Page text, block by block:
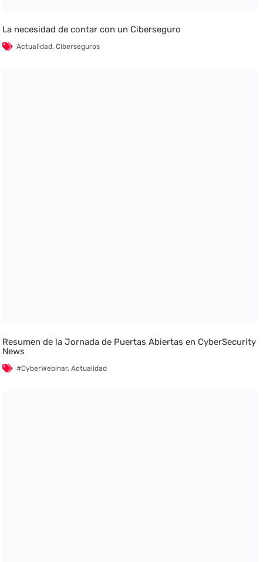
La necesidad de contar con un Ciberseguro
Actualidad,Ciberseguros
Resumen de la Jornada de Puertas Abiertas en CyberSecurity
News
#CyberWebinar,Actualidad